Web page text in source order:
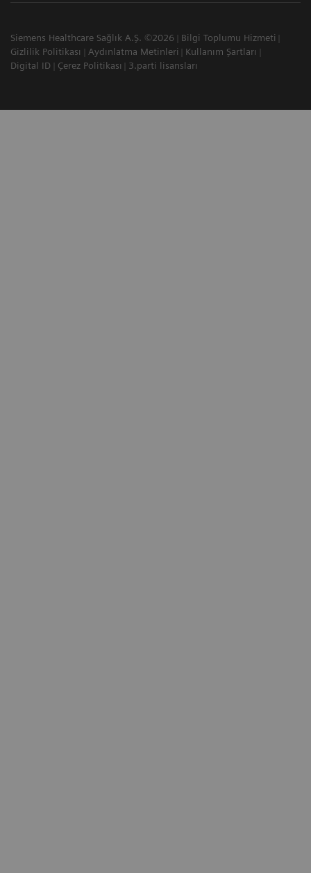
Siemens Healthcare Sağlık A.Ş. ©2026
Bilgi Toplumu Hizmeti
Gizlilik Politikası
Aydınlatma Metinleri
Kullanım Şartları
Digital ID
Çerez Politikası 3.parti lisansları